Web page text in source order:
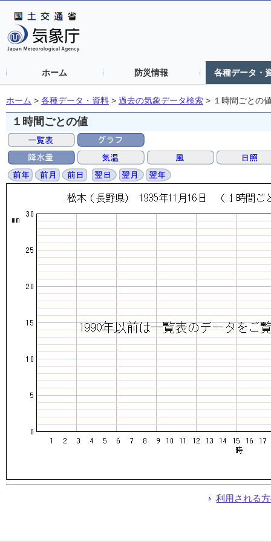
ホーム 防災情報 各種データ・
ホーム > 各種データ・資料 > 過去の気象データ検索 > １時間ごとの
１時間ごとの値
利用される